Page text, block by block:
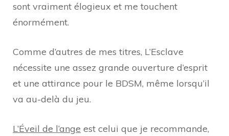
sont vraiment élogieux et me touchent
énormément.
Comme d’autres de mes titres, L’Esclave
nécessite une assez grande ouverture d’esprit
et une attirance pour le BDSM, même lorsqu’il
va au-delà du jeu.
L’Éveil de l’ange est celui que je recommande,